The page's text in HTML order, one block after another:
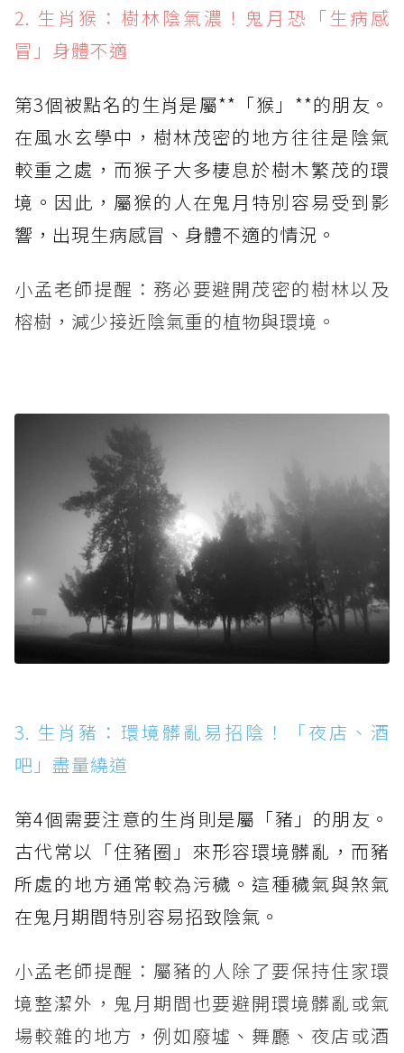
2. 生肖猴：樹林陰氣濃！鬼月恐「生病感
冒」身體不適
第3個被點名的生肖是屬**「猴」**的朋友。
在風水玄學中，樹林茂密的地方往往是陰氣
較重之處，而猴子大多棲息於樹木繁茂的環
境。因此，屬猴的人在鬼月特別容易受到影
響，出現生病感冒、身體不適的情況。
小孟老師提醒：務必要避開茂密的樹林以及
榕樹，減少接近陰氣重的植物與環境。
3. 生肖豬：環境髒亂易招陰！「夜店、酒
吧」盡量繞道
第4個需要注意的生肖則是屬「豬」的朋友。
古代常以「住豬圈」來形容環境髒亂，而豬
所處的地方通常較為污穢。這種穢氣與煞氣
在鬼月期間特別容易招致陰氣。
小孟老師提醒：屬豬的人除了要保持住家環
境整潔外，鬼月期間也要避開環境髒亂或氣
場較雜的地方，例如廢墟、舞廳、夜店或酒